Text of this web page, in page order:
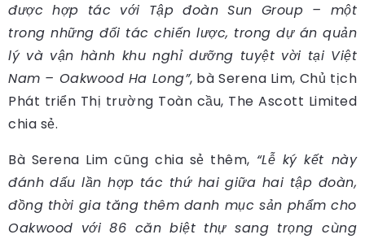
được hợp tác với Tập đoàn Sun Group – một
trong những đối tác chiến lược, trong dự án quản
lý và vận hành khu nghỉ dưỡng tuyệt vời tại Việt
Nam – Oakwood Ha Long”, bà Serena Lim, Chủ tịch
Phát triển Thị trường Toàn cầu, The Ascott Limited
chia sẻ.
Bà Serena Lim cũng chia sẻ thêm, “Lễ ký kết này
đánh dấu lần hợp tác thứ hai giữa hai tập đoàn,
đồng thời gia tăng thêm danh mục sản phẩm cho
Oakwood với 86 căn biệt thự sang trọng cùng